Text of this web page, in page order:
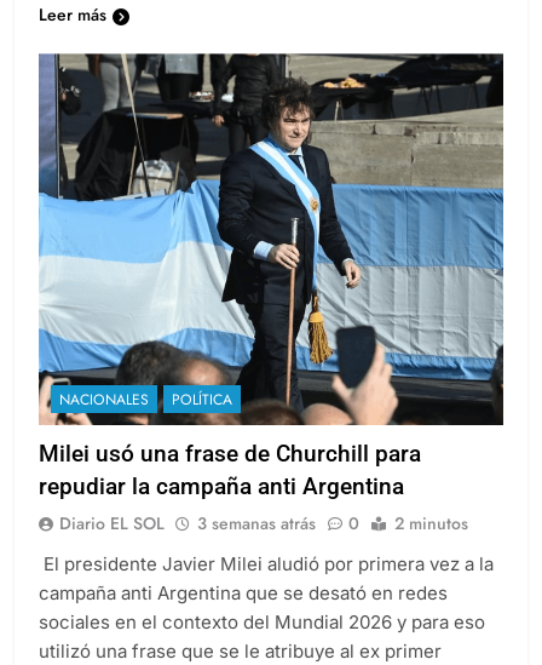
Leer más
NACIONALES POLÍTICA
Milei usó una frase de Churchill para
repudiar la campaña anti Argentina
Diario EL SOL 3 semanas atrás 0 2 minutos
El presidente Javier Milei aludió por primera vez a la
campaña anti Argentina que se desató en redes
sociales en el contexto del Mundial 2026 y para eso
utilizó una frase que se le atribuye al ex primer